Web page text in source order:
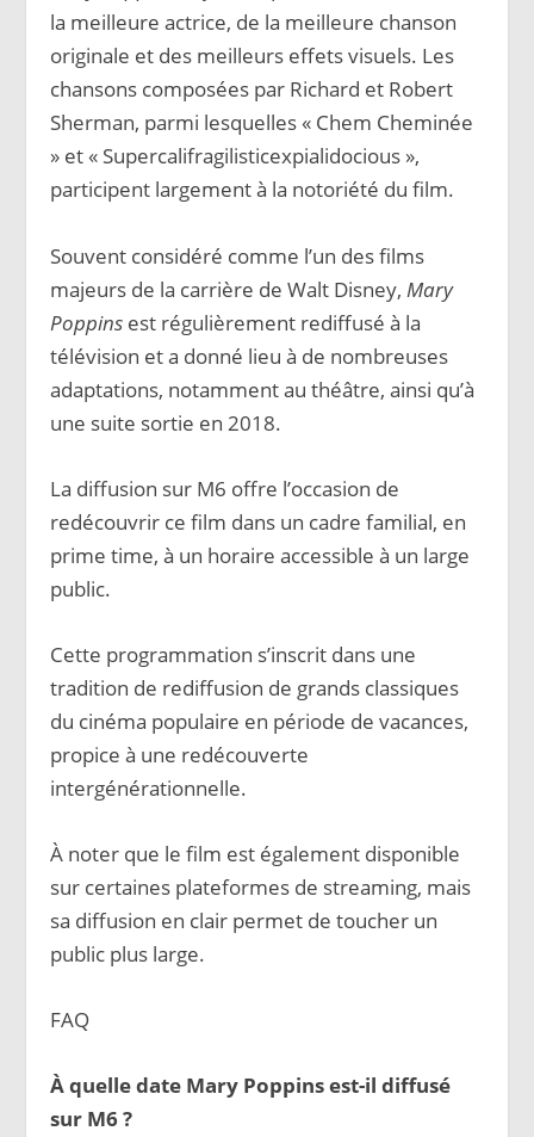
la meilleure actrice, de la meilleure chanson
originale et des meilleurs effets visuels. Les
chansons composées par Richard et Robert
Sherman, parmi lesquelles « Chem Cheminée
» et « Supercalifragilisticexpialidocious »,
participent largement à la notoriété du film.
Souvent considéré comme l’un des films
majeurs de la carrière de Walt Disney, Mary
Poppins est régulièrement rediffusé à la
télévision et a donné lieu à de nombreuses
adaptations, notamment au théâtre, ainsi qu’à
une suite sortie en 2018.
La diffusion sur M6 offre l’occasion de
redécouvrir ce film dans un cadre familial, en
prime time, à un horaire accessible à un large
public.
Cette programmation s’inscrit dans une
tradition de rediffusion de grands classiques
du cinéma populaire en période de vacances,
propice à une redécouverte
intergénérationnelle.
À noter que le film est également disponible
sur certaines plateformes de streaming, mais
sa diffusion en clair permet de toucher un
public plus large.
FAQ
À quelle date Mary Poppins est-il diffusé
sur M6 ?